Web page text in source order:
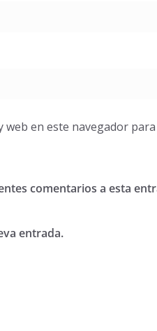
en este navegador
comentarios a esta
entrada.